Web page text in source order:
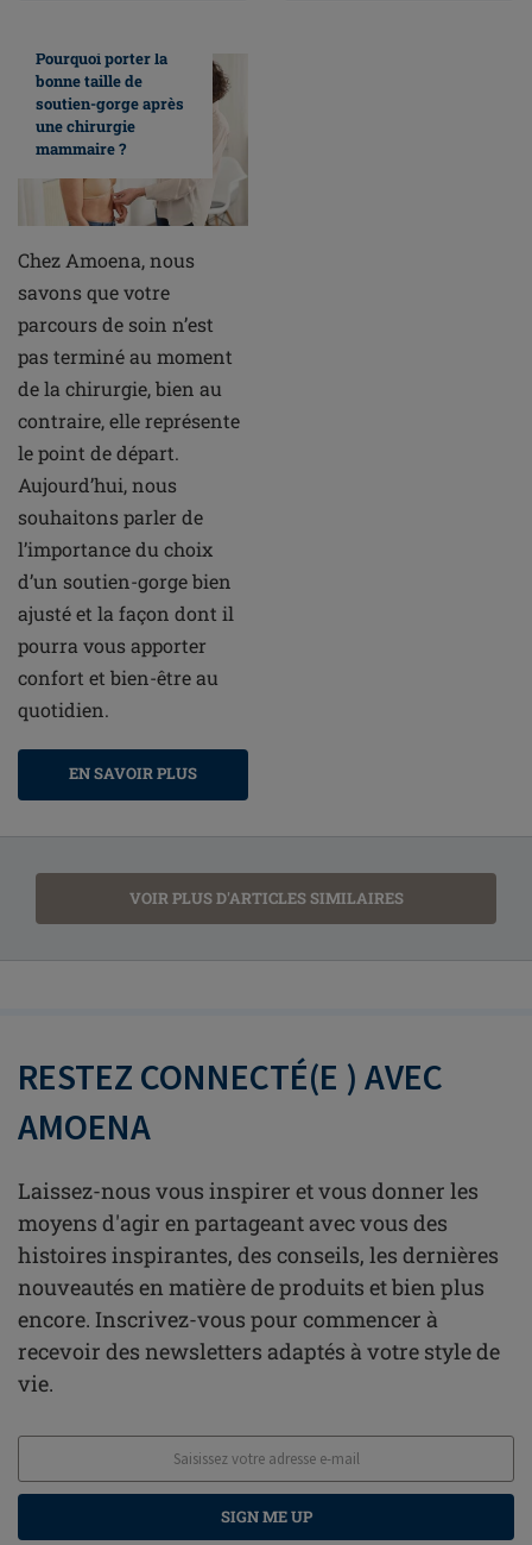
Pourquoi porter la
bonne taille de
soutien-gorge après
une chirurgie
mammaire ?
Chez Amoena, nous
savons que votre
parcours de soin n’est
pas terminé au moment
de la chirurgie, bien au
contraire, elle représente
le point de départ.
Aujourd’hui, nous
souhaitons parler de
l’importance du choix
d’un soutien-gorge bien
ajusté et la façon dont il
pourra vous apporter
confort et bien-être au
quotidien.
EN SAVOIR PLUS
VOIR PLUS D'ARTICLES SIMILAIRES
RESTEZ CONNECTÉ(E ) AVEC
AMOENA
Laissez-nous vous inspirer et vous donner les
moyens d'agir en partageant avec vous des
histoires inspirantes, des conseils, les dernières
nouveautés en matière de produits et bien plus
encore. Inscrivez-vous pour commencer à
recevoir des newsletters adaptés à votre style de
vie.
SIGN ME UP